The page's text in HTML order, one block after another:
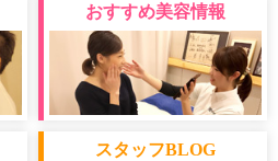
おすすめ美容情報
スタッフBLOG